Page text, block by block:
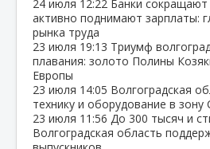
24 июля 12:22 Банки сокращают
активно поднимают зарплаты:
рынка труда
23 июля 19:13 Триумф
плавания: золото Полины
Европы
23 июля 14:05 Волгоградская
технику и оборудование в
23 июля 11:56 До 300 тысяч и
Волгоградская область